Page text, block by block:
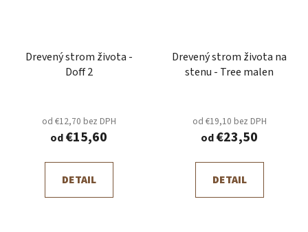
Drevený strom života -
Doff 2
od €12,70 bez DPH
od€15,60
DETAIL
Drevený strom života na
stenu - Tree malen
od €19,10 bez DPH
od€23,50
DETAIL